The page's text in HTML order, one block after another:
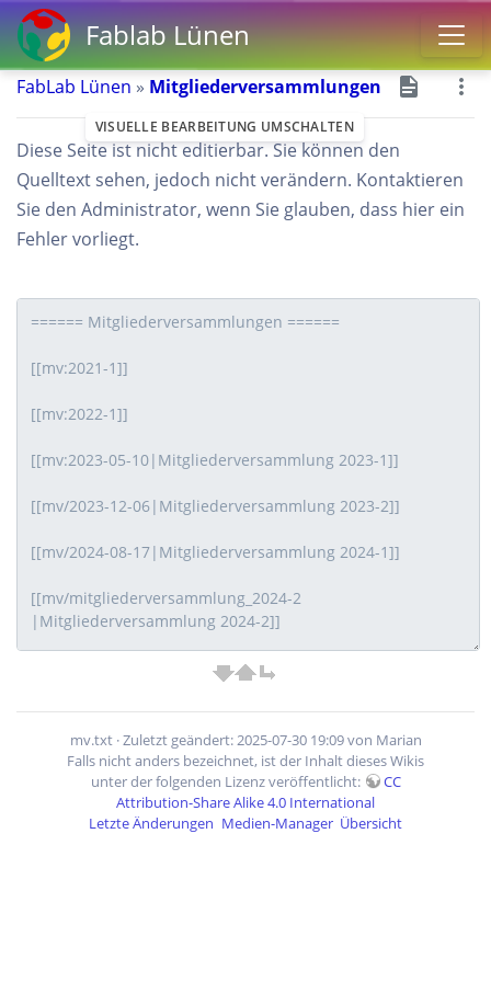
Fablab Lünen
FabLab Lünen » Mitgliederversammlungen
Diese Seite ist nicht editierbar. Sie können den
Quelltext sehen, jedoch nicht verändern. Kontaktieren
Sie den Administrator, wenn Sie glauben, dass hier ein
Fehler vorliegt.
VISUELLE BEARBEITUNG UMSCHALTEN
mv.txt· Zuletzt geändert: 2025-07-30 19:09 von Marian
Falls nicht anders bezeichnet, ist der Inhalt dieses Wikis
unter der folgenden Lizenz veröffentlicht:
CC
Attribution-Share Alike 4.0 International
Letzte Änderungen Medien-Manager Übersicht